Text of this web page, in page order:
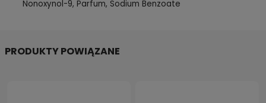
Nonoxynol-9, Parfum, Sodium Benzoate
PRODUKTY POWIĄZANE